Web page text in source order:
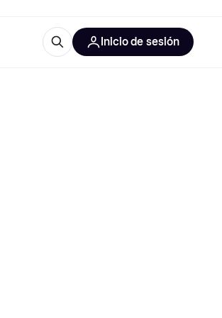
Inicio de sesión